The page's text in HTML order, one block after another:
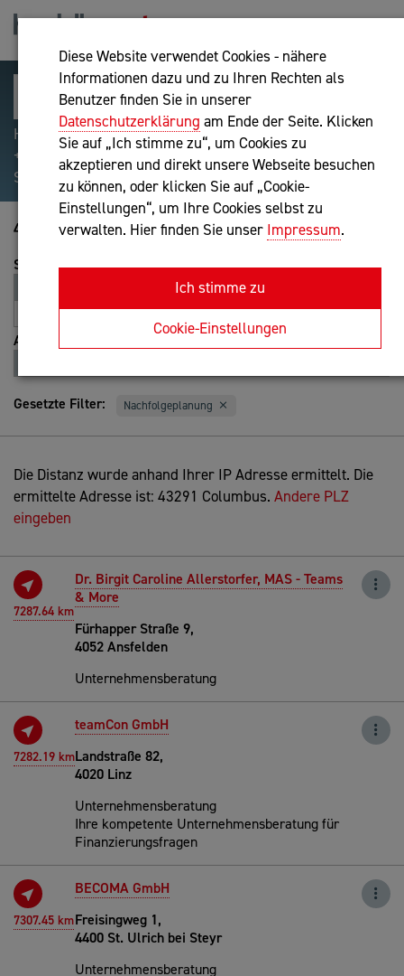
Diese Website verwendet Cookies - nähere
Informationen dazu und zu Ihren Rechten als
Benutzer finden Sie in unserer
Datenschutzerklärung am Ende der Seite. Klicken
Sie auf „Ich stimme zu“, um Cookies zu
akzeptieren und direkt unsere Webseite besuchen
zu können, oder klicken Sie auf „Cookie-
Einstellungen“, um Ihre Cookies selbst zu
verwalten. Hier finden Sie unser Impressum.
Ich stimme zu
Cookie-Einstellungen
Hilfreiche Suchparameter: Begriff einschließen:
+webshop, Begriff ausschließen: -webshop, Exakter
Suchbegriff: "internet of things"
41-60 von 109
Sortierung
Entfernung
A-Z
Z-A
Ansicht
Gesetzte Filter: Nachfolgeplanung
Die Distanz wurde anhand Ihrer IP Adresse ermittelt. Die
ermittelte Adresse ist: 43291 Columbus. Andere PLZ
eingeben
7287.64 km
Dr. Birgit Caroline Allerstorfer, MAS - Teams
& More
Fürhapper Straße 9,
4052 Ansfelden
Unternehmensberatung
7282.19 km
teamCon GmbH
Landstraße 82,
4020 Linz
Unternehmensberatung
Ihre kompetente Unternehmensberatung für
Finanzierungsfragen
7307.45 km
BECOMA GmbH
Freisingweg 1,
4400 St. Ulrich bei Steyr
Unternehmensberatung